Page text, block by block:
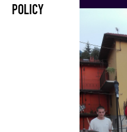
POLICY